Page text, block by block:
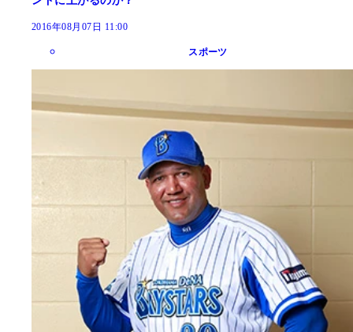
2016年08月07日 11:00
スポーツ